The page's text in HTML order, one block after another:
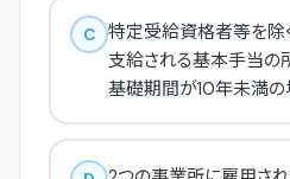
C
特定受給資格者等を除
支給される基本手当の
基礎期間が10年未満の